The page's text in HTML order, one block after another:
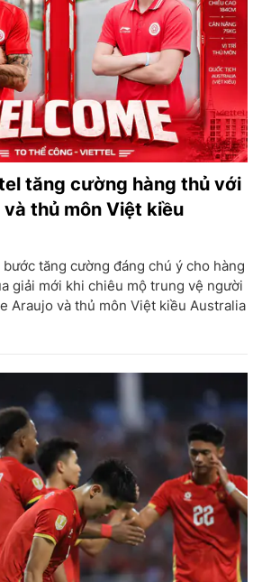
tăng cường hàng thủ với
thủ môn Việt kiều
tăng cường đáng chú ý cho hàng
giải mới khi chiêu mộ trung vệ người
Araujo và thủ môn Việt kiều Australia